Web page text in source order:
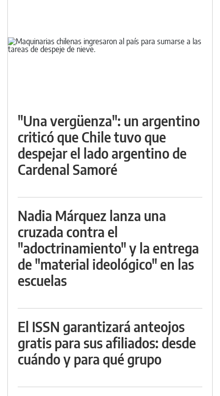
"Una vergüenza": un argentino
criticó que Chile tuvo que
despejar el lado argentino de
Cardenal Samoré
Nadia Márquez lanza una
cruzada contra el
"adoctrinamiento" y la entrega
de "material ideológico" en las
escuelas
El ISSN garantizará anteojos
gratis para sus afiliados: desde
cuándo y para qué grupo